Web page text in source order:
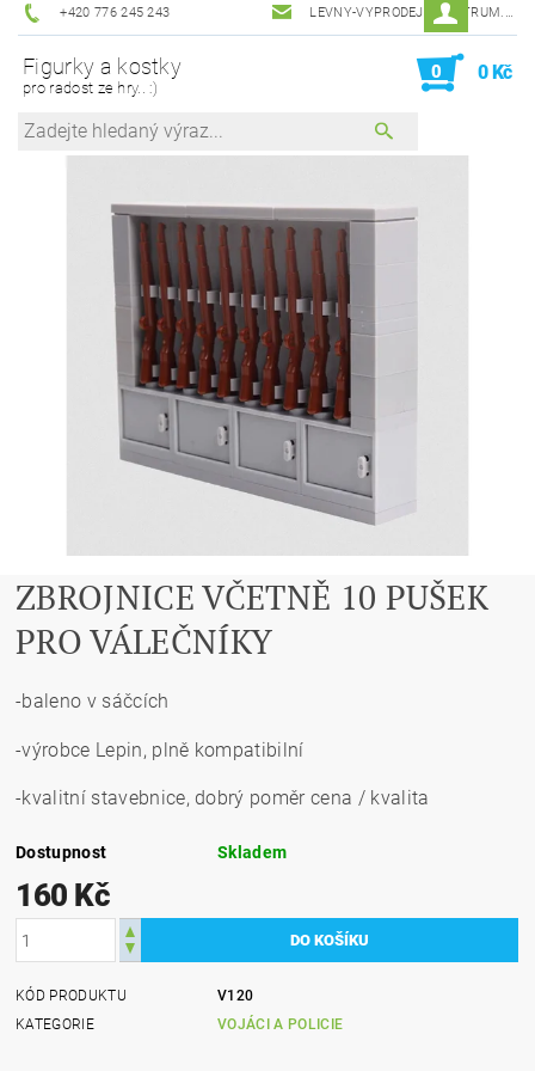
+420 776 245 243 LEVNY-VYPRODEJ@CENTRUM.CZ
Figurky a kostky
pro radost ze hry.. :)
0 0 Kč
ZBROJNICE VČETNĚ 10 PUŠEK
PRO VÁLEČNÍKY
-baleno v sáčcích
-výrobce Lepin, plně kompatibilní
-kvalitní stavebnice, dobrý poměr cena / kvalita
Dostupnost Skladem
160 Kč
KÓD PRODUKTU
V120
KATEGORIE
VOJÁCI A POLICIE